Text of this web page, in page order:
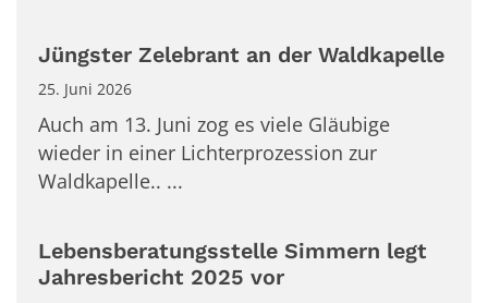
Jüngster Zelebrant an der Waldkapelle
25. Juni 2026
Auch am 13. Juni zog es viele Gläubige
wieder in einer Lichterprozession zur
Waldkapelle.. ...
Lebensberatungsstelle Simmern legt
Jahresbericht 2025 vor